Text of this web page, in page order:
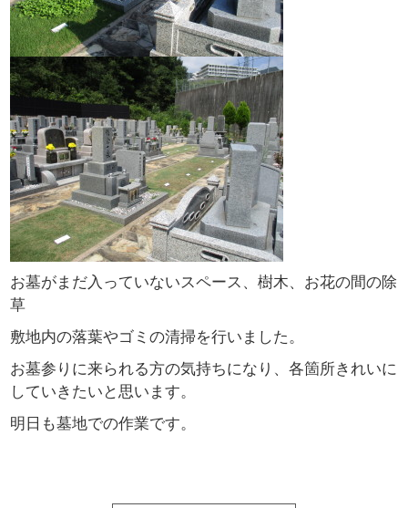
お墓がまだ入っていないスペース、樹木、お花の間の除
草
敷地内の落葉やゴミの清掃を行いました。
お墓参りに来られる方の気持ちになり、各箇所きれいに
していきたいと思います。
明日も墓地での作業です。